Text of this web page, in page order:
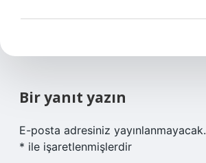
Bir yanıt yazın
E-posta adresiniz yayınlanmayacak.
* ile işaretlenmişlerdir